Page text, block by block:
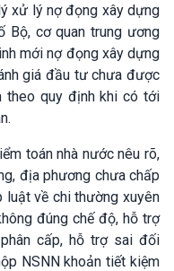
xử lý nợ đọng xây dựng
Bộ, cơ quan trung ương
mới nợ đọng xây dựng
giá đầu tư chưa được
theo quy định khi có tới
toán nhà nước nêu rõ,
địa phương chưa chấp
luật về chi thường xuyên
đúng chế độ, hỗ trợ
cấp, hỗ trợ sai đối
NSNN khoản tiết kiệm